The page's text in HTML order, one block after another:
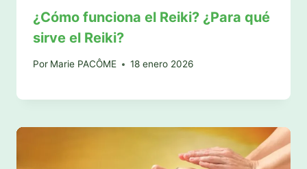
¿Cómo funciona el Reiki? ¿Para qué
sirve el Reiki?
Por Marie PACÔME 18 enero 2026